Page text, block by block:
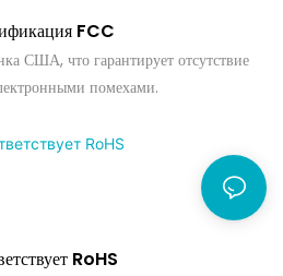
FCC
США, что гарантирует отсутствие
помехами.
RoHS